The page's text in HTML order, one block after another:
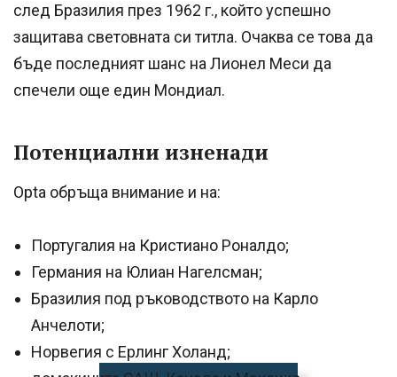
след Бразилия през 1962 г., който успешно
защитава световната си титла. Очаква се това да
бъде последният шанс на Лионел Меси да
спечели още един Мондиал.
Потенциални изненади
Opta обръща внимание и на:
Португалия на Кристиано Роналдо;
Германия на Юлиан Нагелсман;
Бразилия под ръководството на Карло
Анчелоти;
Норвегия с Ерлинг Холанд;